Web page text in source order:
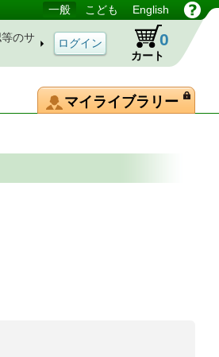
一般 こども English
のサ
カート
0
マイライブラリー